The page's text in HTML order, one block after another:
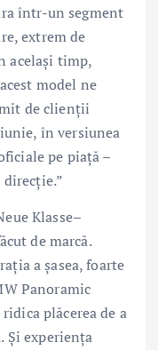
într-un segment
extrem de
același timp,
model ne
de clienții
în versiunea
pe piață –
Klasse–
de marcă.
a șasea, foarte
Panoramic
plăcerea de a
Și experiența